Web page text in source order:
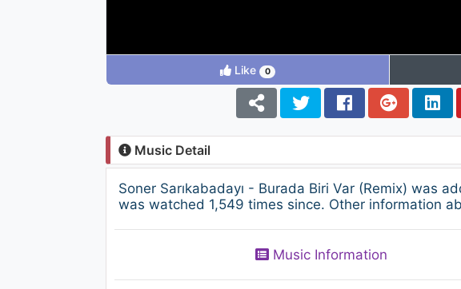
Like 0
Music Detail
Soner Sarıkabadayı - Burada Biri Var (Remix) was
was watched 1,549 times since. Other information
Music Information